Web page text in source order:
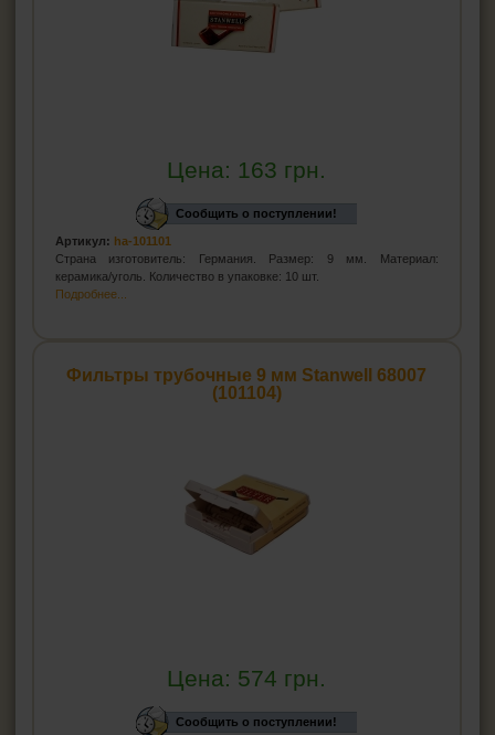
Цена: 163 грн.
Сообщить о поступлении!
Артикул: ha-101101
Страна изготовитель: Германия. Размер: 9 мм. Материал:
керамика/уголь. Количество в упаковке: 10 шт.
Подробнее...
Фильтры трубочные 9 мм Stanwell 68007
(101104)
Цена: 574 грн.
Сообщить о поступлении!